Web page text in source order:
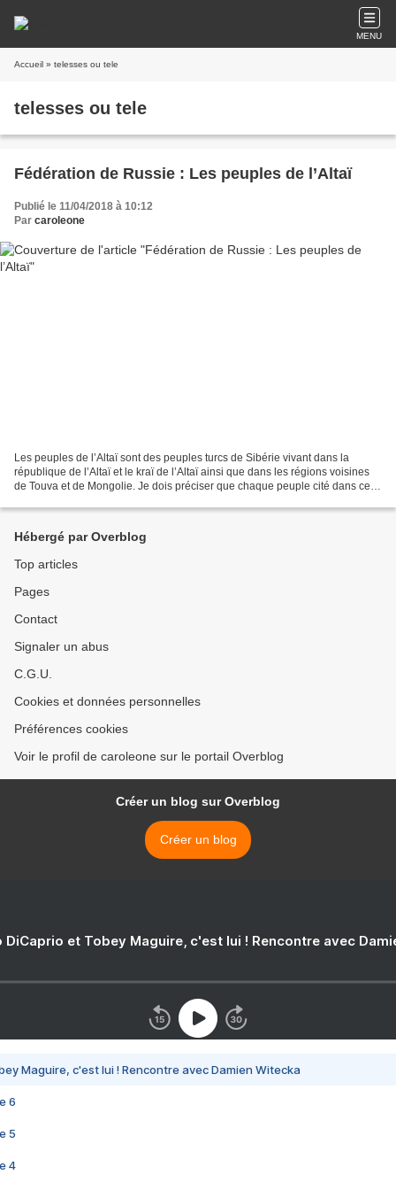
MENU
Accueil » telesses ou tele
telesses ou tele
Fédération de Russie : Les peuples de l’Altaï
Publié le 11/04/2018 à 10:12
Par caroleone
Les peuples de l’Altaï sont des peuples turcs de Sibérie vivant dans la
république de l’Altaï et le kraï de l’Altaï ainsi que dans les régions voisines
de Touva et de Mongolie. Je dois préciser que chaque peuple cité dans cet
Hébergé par Overblog
Top articles
Pages
Contact
Signaler un abus
C.G.U.
Cookies et données personnelles
Préférences cookies
Voir le profil de caroleone sur le portail Overblog
Créer un blog sur Overblog
Créer un blog
DiCaprio et Tobey Maguire, c'est lui ! Rencontre avec
Maguire, c'est lui ! Rencontre avec Damien Witecka
6
5
4